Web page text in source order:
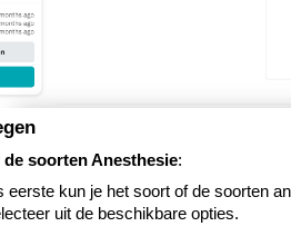
de soorten Anesthesie:
eerste kun je het soort of de soorten
uit de beschikbare opties.